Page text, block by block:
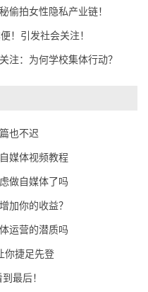
偷拍女性隐私产业链！
！引发社会关注！
注：为何学校集体行动？
也不迟
媒体视频教程
做自媒体了吗
加你的收益？
运营的潜质吗
你捷足先登
最后！